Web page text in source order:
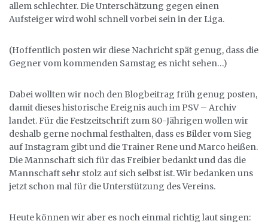
allem schlechter. Die Unterschätzung gegen einen
Aufsteiger wird wohl schnell vorbei sein in der Liga.
(Hoffentlich posten wir diese Nachricht spät genug, dass die
Gegner vom kommenden Samstag es nicht sehen…)
Dabei wollten wir noch den Blogbeitrag früh genug posten,
damit dieses historische Ereignis auch im PSV – Archiv
landet. Für die Festzeitschrift zum 80-Jährigen wollen wir
deshalb gerne nochmal festhalten, dass es Bilder vom Sieg
auf Instagram gibt und die Trainer Rene und Marco heißen.
Die Mannschaft sich für das Freibier bedankt und das die
Mannschaft sehr stolz auf sich selbst ist. Wir bedanken uns
jetzt schon mal für die Unterstützung des Vereins.
Heute können wir aber es noch einmal richtig laut singen: